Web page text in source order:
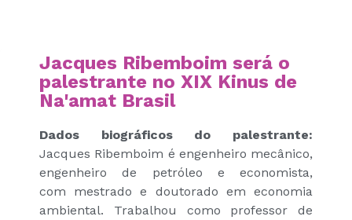
Jacques Ribemboim será o
palestrante no XIX Kinus de
Na'amat Brasil
Dados biográficos do palestrante:
Jacques Ribemboim é engenheiro mecânico,
engenheiro de petróleo e economista,
com mestrado e doutorado em economia
ambiental. Trabalhou como professor de